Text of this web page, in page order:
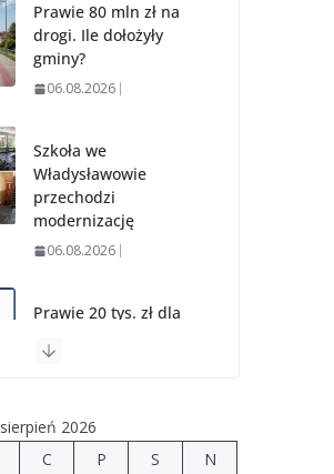
Prawie 80 mln zł na
drogi. Ile dołożyły
gminy?
06.08.2026
Szkoła we
Władysławowie
przechodzi
modernizację
06.08.2026
Prawie 20 tys. zł dla
Podwyżka mimo
04.08.2026
sierpień 2026
C P S
N